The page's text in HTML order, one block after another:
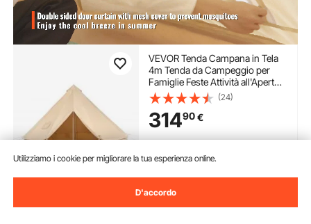
VEVOR Tenda Campana in Tela
4m Tenda da Campeggio per
Famiglie Feste Attività all'Aperto
con Foro per Stufa a Legna e
Borse di Stoccaggio Capienza
ca. 6 Persone, BBQ Esterno,
Gruppi all'Aperto, Caccia
(24)
31490€
Consegna:non appena Mar.
Ago. 11
Aggiungi al carrello
Utilizziamo i cookie per migliorare la tua esperienza online.
D'accordo